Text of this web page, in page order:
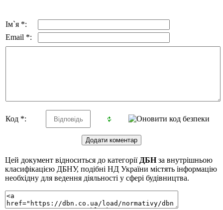
Ім`я *:
Email *:
Код *:
Цей документ відноситься до категорії ДБНза внутрішньою
класифікацією ДБНУ, подібні НД України містять інформацію
необхідну для ведення діяльності у сфері будівництва.